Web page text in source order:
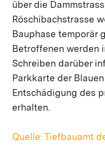
über die
Röschibachstrasse
Bauphase temporär
Betroffenen werden
Schreiben darüber
Parkkarte der
Entschädigung des
erhalten.
Quelle: Tiefbauamt